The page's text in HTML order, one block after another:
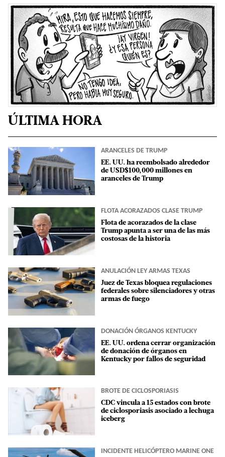
ÚLTIMA HORA
ARANCELES DE TRUMP
EE. UU. ha reembolsado alrededor
de USD$100,000 millones en
aranceles de Trump
FLOTA ACORAZADOS CLASE TRUMP
Flota de acorazados de la clase
Trump apunta a ser una de las más
costosas de la historia
ANULACIÓN LEY ARMAS TEXAS
Juez de Texas bloquea regulaciones
federales sobre silenciadores y otras
armas de fuego
DONACIÓN ÓRGANOS KENTUCKY
EE. UU. ordena cerrar organización
de donación de órganos en
Kentucky por fallos de seguridad
BROTE DE CICLOSPORIASIS
CDC vincula a 15 estados con brote
de ciclosporiasis asociado a lechuga
iceberg
INCIDENTE HELICÓPTERO MARINE ONE